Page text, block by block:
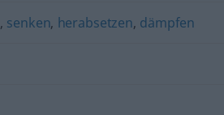
, senken, herabsetzen, dämpfen